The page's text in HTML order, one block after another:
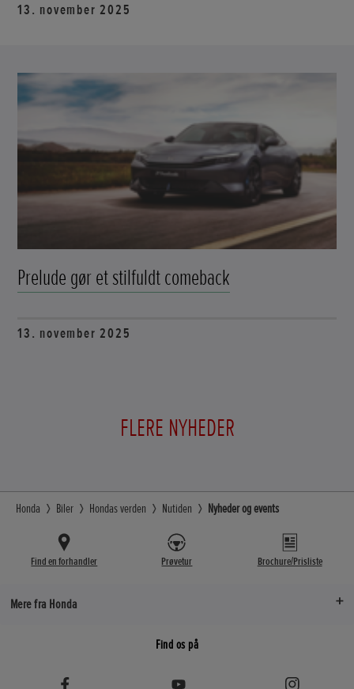
13. november 2025
Prelude gør et stilfuldt comeback
13. november 2025
FLERE NYHEDER
Honda Biler Hondas verden Nutiden Nyheder og events
Find en forhandler Prøvetur Brochure/Prisliste
Mere fra Honda
Find os på